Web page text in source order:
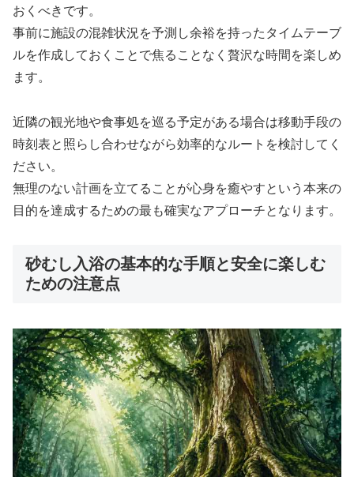
おくべきです。
事前に施設の混雑状況を予測し余裕を持ったタイムテーブ
ルを作成しておくことで焦ることなく贅沢な時間を楽しめ
ます。
近隣の観光地や食事処を巡る予定がある場合は移動手段の
時刻表と照らし合わせながら効率的なルートを検討してく
ださい。
無理のない計画を立てることが心身を癒やすという本来の
目的を達成するための最も確実なアプローチとなります。
砂むし入浴の基本的な手順と安全に楽しむ
ための注意点